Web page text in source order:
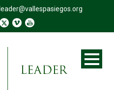
leader@vallespasiegos.org